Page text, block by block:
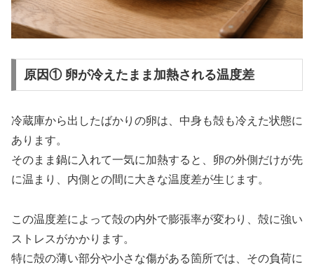
原因① 卵が冷えたまま加熱される温度差
冷蔵庫から出したばかりの卵は、中身も殻も冷えた状態に
あります。
そのまま鍋に入れて一気に加熱すると、卵の外側だけが先
に温まり、内側との間に大きな温度差が生じます。
この温度差によって殻の内外で膨張率が変わり、殻に強い
ストレスがかかります。
特に殻の薄い部分や小さな傷がある箇所では、その負荷に